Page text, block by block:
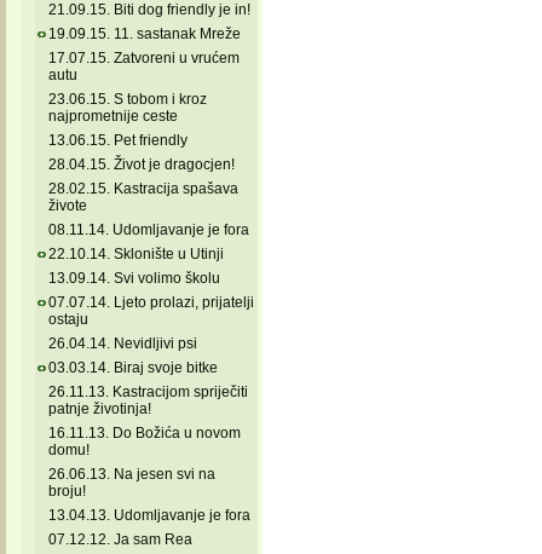
21.09.15. Biti dog friendly je in!
19.09.15. 11. sastanak Mreže
17.07.15. Zatvoreni u vrućem
autu
23.06.15. S tobom i kroz
najprometnije ceste
13.06.15. Pet friendly
28.04.15. Život je dragocjen!
28.02.15. Kastracija spašava
živote
08.11.14. Udomljavanje je fora
22.10.14. Sklonište u Utinji
13.09.14. Svi volimo školu
07.07.14. Ljeto prolazi, prijatelji
ostaju
26.04.14. Nevidljivi psi
03.03.14. Biraj svoje bitke
26.11.13. Kastracijom spriječiti
patnje životinja!
16.11.13. Do Božića u novom
domu!
26.06.13. Na jesen svi na
broju!
13.04.13. Udomljavanje je fora
07.12.12. Ja sam Rea